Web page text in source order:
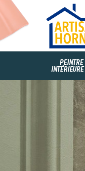
PEINTRE